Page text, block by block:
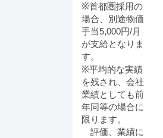
※首都圏採用の
場合、別途物価
手当5,000円/月
が支給となりま
す。
※平均的な実績
を残され、会社
業績としても前
年同等の場合に
限ります。
評価、業績に